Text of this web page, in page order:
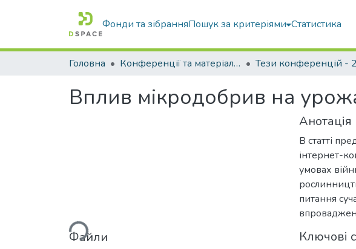
Фонди та зібранняПошук за критеріями Статистика
Головна Конференції та матеріали конференцій Тези конференцій -
Вплив мікродобрив на
Вантажиться...
Файли
Анотація
В статті
інтернет-
умовах
питання
Ключові